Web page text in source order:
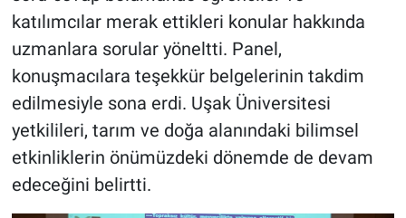
katılımcılar merak ettikleri konular hakkında
uzmanlara sorular yöneltti. Panel,
konuşmacılara teşekkür belgelerinin takdim
edilmesiyle sona erdi. Uşak Üniversitesi
yetkilileri, tarım ve doğa alanındaki bilimsel
etkinliklerin önümüzdeki dönemde de devam
edeceğini belirtti.